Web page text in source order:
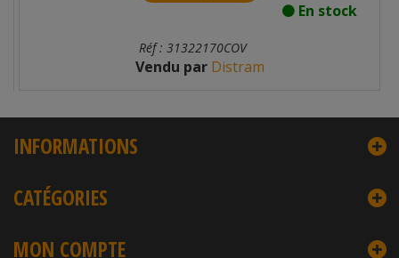
En stock
Réf : 31322170COV
Vendu parDistram
INFORMATIONS
CATÉGORIES
MON COMPTE